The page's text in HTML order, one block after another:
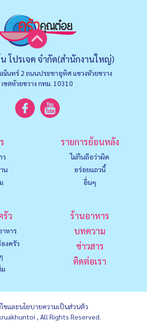
โปรเจค จำกัด(สำนักงานใหญ่)
นทร์ 2 ถนนประชาอุทิศ แขวงหัวยขวาง
เขตห้วยขวาง กทม. 10310
ว
น
รายการย้อนหลัง
ไม่กินถือว่าผิด
อร่อยแถวนี้
อื่นๆ
รัว
หาร
งครัว
ร้านอาหาร
บทความ
ข่าวสาร
ติดต่อเรา
ไขและนโยบายความเป็นส่วนตัว
, All Rights Reserved.